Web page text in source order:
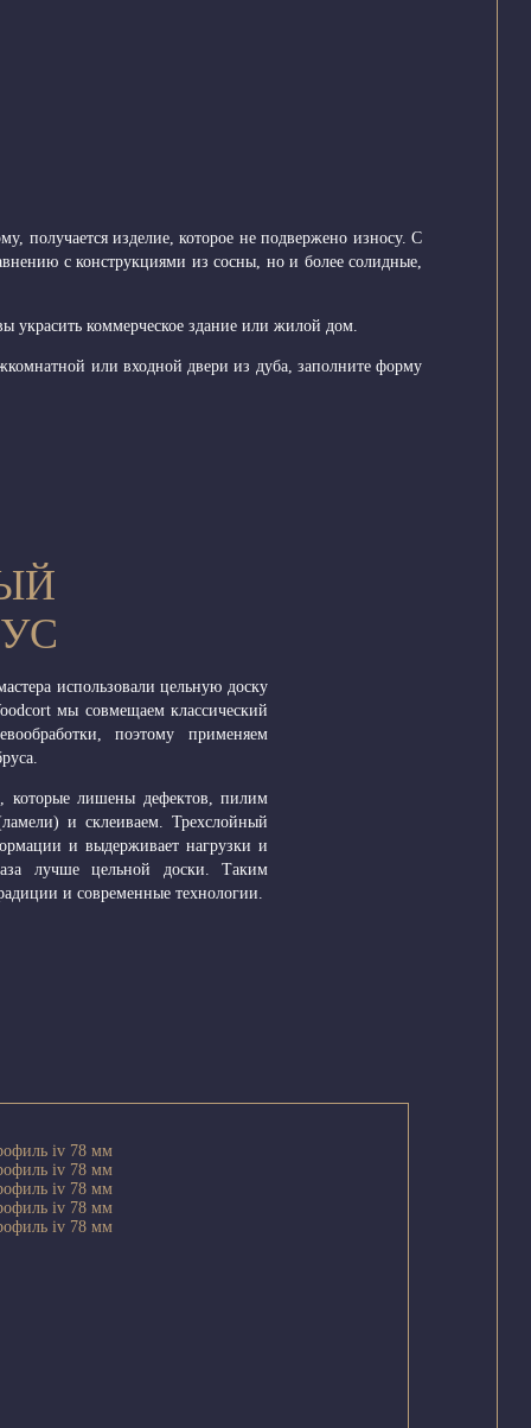
получается изделие, которое не подвержено износу. С
с конструкциями из сосны, но и более солидные,
украсить коммерческое здание или жилой дом.
или входной двери из дуба, заполните форму
использовали цельную доску
мы совмещаем классический
поэтому применяем
которые лишены дефектов, пилим
и склеиваем. Трехслойный
и выдерживает нагрузки и
лучше цельной доски. Таким
и современные технологии.